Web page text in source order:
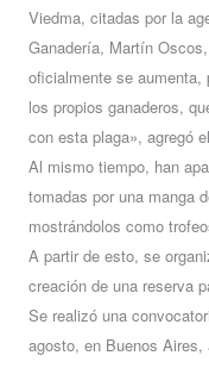
Viedma, citadas por la
Ganadería, Martín
oficialmente se aumenta,
los propios ganaderos,
con esta plaga», agregó
Al mismo tiempo, han
tomadas por una manga
mostrándolos como
A partir de esto, se
creación de una reserva
Se realizó una
agosto, en Buenos